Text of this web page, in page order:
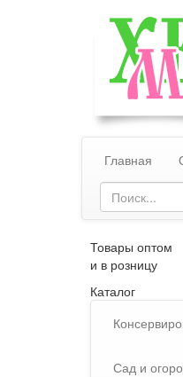
Главная
Товары оптом
и в розницу
Каталог
Сад и